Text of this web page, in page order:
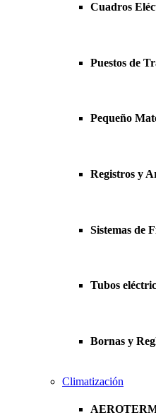
Cuadros
Puestos de
Pequeño
Registros y
Sistemas de
Tubos
Bornas y
Climatización